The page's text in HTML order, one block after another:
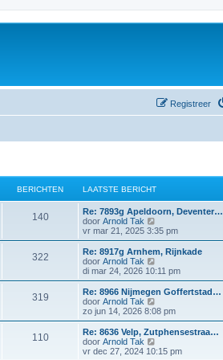
Registreer
BERICHTEN LAATSTE BERICHT
140
Re: 7893g Apeldoorn, Deventer…
door Arnold Tak
e
k
i
k
a
t
s
e
e
vr mar 21, 2025 3:35 pm
322
Re: 8917g Arnhem, Rijnkade
door Arnold Tak
e
k
i
k
a
a
s
di mar 24, 2026 10:11 pm
319
Re: 8966 Nijmegen Goffertstad…
door Arnold Tak
e
k
i
k
zo jun 14, 2026 8:08 pm
110
Re: 8636 Velp, Zutphensestraa…
door Arnold Tak
e
vr dec 27, 2024 10:15 pm